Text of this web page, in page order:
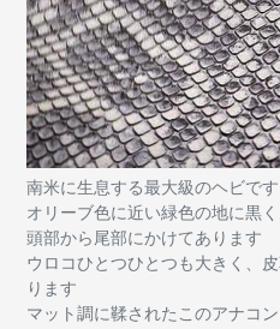
南米に生息する最大級のヘビです
オリーブ色に近い緑色の地に黒
頭部から尾部にかけてあります
ウロコひとつひとつも大きく、
ります
マット調に鞣されたこのアナコ